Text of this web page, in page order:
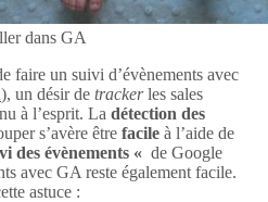
dans GA
faire un suivi d’évènements avec
), un désir de trackerles sales
à l’esprit. La détection des
s’avère être facile à l’aide de
des évènements « de Google
avec GA reste également facile.
astuce :